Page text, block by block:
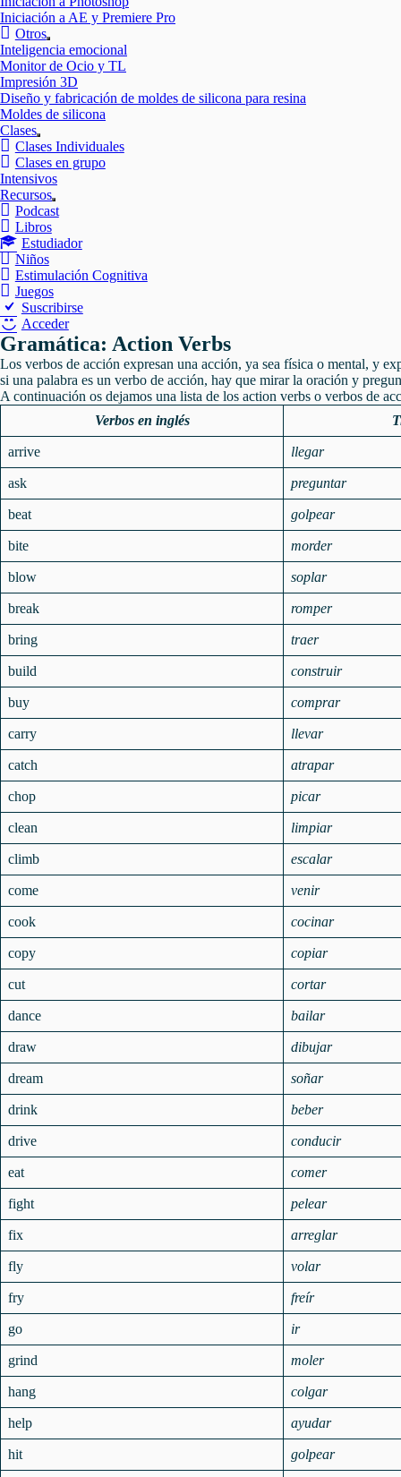
Iniciación a AE y Premiere Pro
Otros
Mostrar
el
submenú
Inteligencia emocional
Monitor de Ocio y TL
Impresión 3D
Diseño y fabricación de moldes de silicona para resina
Moldes de silicona
Clases
Mostrar
el
submenú
Clases Individuales
Clases en grupo
Intensivos
Recursos
Mostrar
el
Podcast
Libros
Estudiador
Niños
Estimulación Cognitiva
Juegos
Suscribirse
Acceder
Gramática: Action Verbs
Los verbos de acción expresan una acción, ya sea física o mental, y
si una palabra es un verbo de acción, hay que mirar la oración y
A continuación os dejamos una lista de los action verbs o verbos de
Verbos en inglés
arrive llegar
ask preguntar
beat golpear
bite morder
blow soplar
break romper
bring traer
build construir
buy comprar
carry llevar
catch atrapar
chop picar
clean limpiar
climb escalar
come venir
cook cocinar
copy copiar
cut cortar
dance bailar
draw dibujar
dream soñar
drink beber
drive conducir
eat comer
fight pelear
fix arreglar
fly volar
fry freír
go ir
grind moler
hang colgar
help ayudar
hit golpear